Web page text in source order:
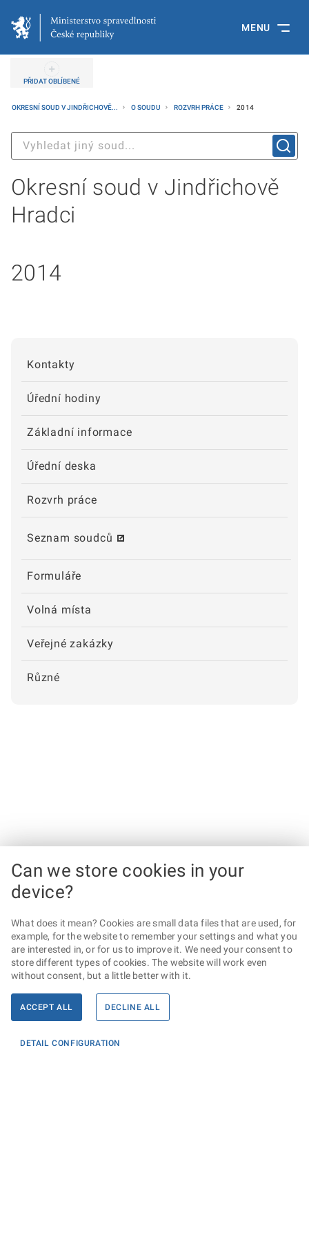
MENU
PŘIDAT OBLÍBENÉ
OKRESNÍ SOUD V JINDŘICHOVĚ... O SOUDU ROZVRH PRÁCE 2014
Okresní soud v Jindřichově
Hradci
Kontakty
Úřední hodiny
Základní informace
Úřední deska
Rozvrh práce
Seznam soudců
Formuláře
Volná místa
Veřejné zakázky
Různé
2014
Can we store cookies in your
device?
What does it mean? Cookies are small data files that are used, for
example, for the website to remember your settings and what you
are interested in, or for us to improve it. We need your consent to
store different types of cookies. The website will work even
without consent, but a little better with it.
ACCEPT ALL DECLINE ALL
DETAIL CONFIGURATION